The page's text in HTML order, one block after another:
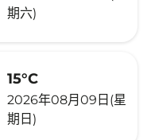
期六)
15°C
2026年08月09日(星
期日)